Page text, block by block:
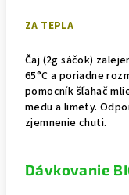
ZA TEPLA
Čaj (2g sáčok)
65°C a poriadne
pomocník šľahač
medu a limety.
zjemnenie chuti.
Dávkovanie